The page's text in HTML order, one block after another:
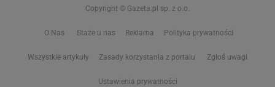
Copyright © Gazeta.pl sp. z o.o.
O Nas Staże u nas Reklama Polityka prywatności
Wszystkie artykuły Zasady korzystania z portalu Zgłoś uwagi
Ustawienia prywatności